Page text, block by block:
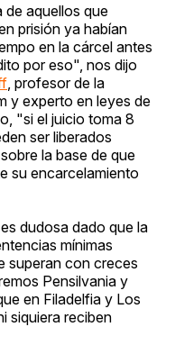
de aquellos que
prisión ya habían
en la cárcel antes
por eso", nos dijo
, profesor de la
y experto en leyes de
"si el juicio toma 8
ser liberados
la base de que
su encarcelamiento
dudosa dado que la
mínimas
superan con creces
Pensilvania y
en Filadelfia y Los
siquiera reciben